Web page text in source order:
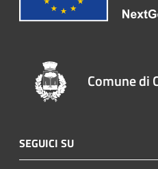
Comune di
SEGUICI SU